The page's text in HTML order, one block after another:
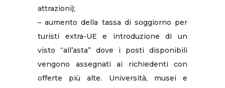
attrazioni);
– aumento della tassa di soggiorno per
turisti extra-UE e introduzione di un
visto “all’asta” dove i posti disponibili
vengono assegnati ai richiedenti con
offerte più alte. Università, musei e